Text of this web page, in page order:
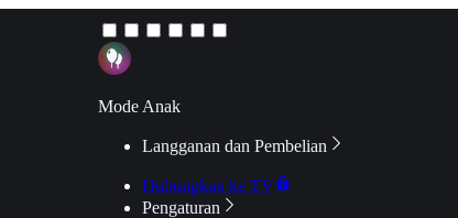
Mode Anak
Langganan dan Pembelian
Hubungkan ke TV
Pengaturan